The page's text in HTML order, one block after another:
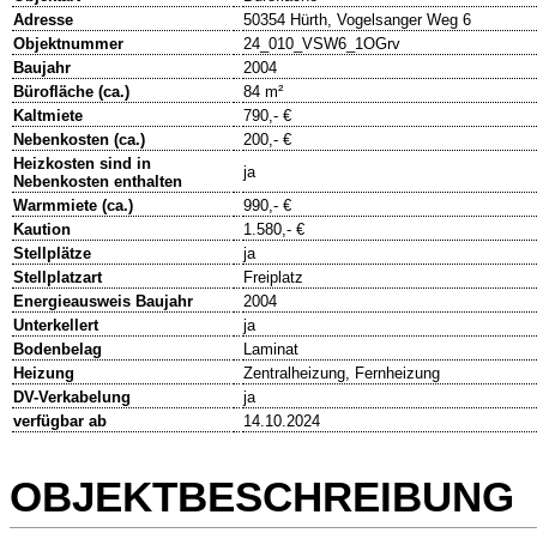
Adresse
50354 Hürth, Vogelsanger Weg 6
Objektnummer
24_010_VSW6_1OGrv
Baujahr
2004
Bürofläche (ca.)
84 m²
Kaltmiete
790,- €
Nebenkosten (ca.)
200,- €
Heizkosten sind in
Nebenkosten enthalten
ja
Warmmiete (ca.)
990,- €
Kaution
1.580,- €
Stellplätze
ja
Stellplatzart
Freiplatz
Energieausweis Baujahr
2004
Unterkellert
ja
Bodenbelag
Laminat
Heizung
Zentralheizung, Fernheizung
DV-Verkabelung
ja
verfügbar ab
14.10.2024
OBJEKTBESCHREIBUNG